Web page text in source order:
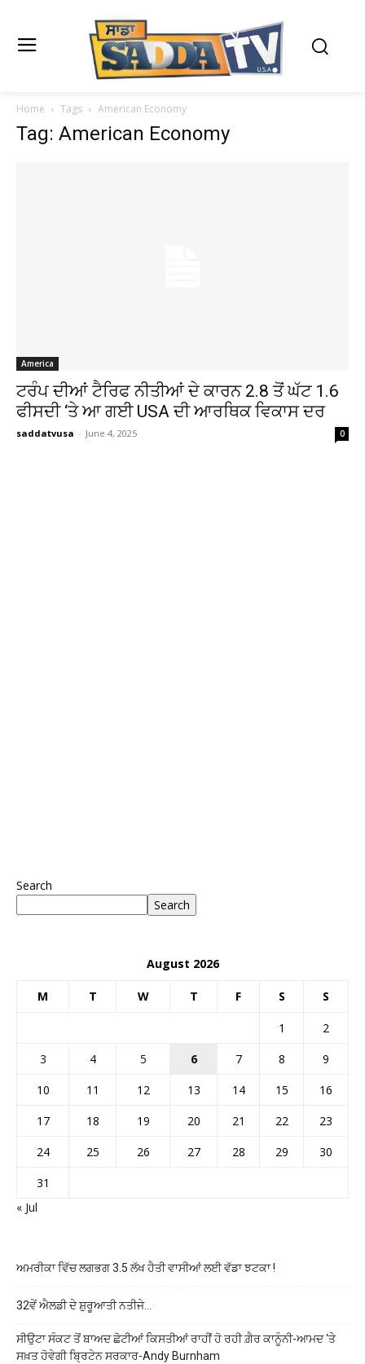
Home Tags American Economy
Tag: American Economy
America
ਟਰੰਪ ਦੀਆਂ ਟੈਰਿਫ ਨੀਤੀਆਂ ਦੇ ਕਾਰਨ 2.8 ਤੋਂ ਘੱਟ 1.6
ਫੀਸਦੀ ‘ਤੇ ਆ ਗਈ USA ਦੀ ਆਰਥਿਕ ਵਿਕਾਸ ਦਰ
saddatvusa - June 4, 2025 0
Search
Search
August 2026
M T W T F S S
1
2
3
4 5 6 7 8
9
10
11 12 13 14 15
16
17
18 19 20 21 22
23
24
25 26 27 28 29
30
31
« Jul
ਅਮਰੀਕਾ ਵਿੱਚ ਲਗਭਗ 3.5 ਲੱਖ ਹੈਤੀ ਵਾਸੀਆਂ ਲਈ ਵੱਡਾ ਝਟਕਾ !
32ਵੇਂ ਐਲਡੀ ਦੇ ਸ਼ੁਰੂਆਤੀ ਨਤੀਜੇ…
ਸੀਉਟਾ ਸੰਕਟ ਤੋਂ ਬਾਅਦ ਛੋਟੀਆਂ ਕਿਸਤੀਆਂ ਰਾਹੀਂ ਹੋ ਰਹੀ ਗ਼ੈਰ ਕਾਨੂੰਨੀ-ਆਮਦ ‘ਤੇ
ਸਖ਼ਤ ਹੋਵੇਗੀ ਬ੍ਰਿਟੇਨ ਸਰਕਾਰ-Andy Burnham